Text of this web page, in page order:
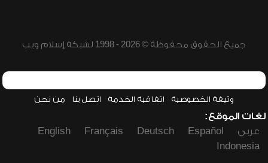
جميع الحقوق محفوظة © 2026 - 1998 لشبكة إسلام ويب
وثيقة الخصوصية اتفاقية الخدمة اتصل بنا من نحن
لغات الموقع:
عربي
Español
Deutsch
Français
English
Indonesia